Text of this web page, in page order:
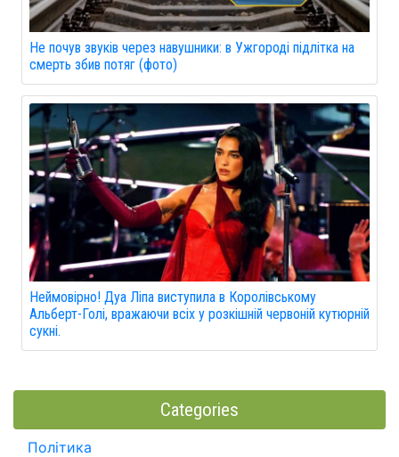
Не почув звуків через навушники: в Ужгороді підлітка на
смерть збив потяг (фото)
Неймовірно! Дуа Ліпа виступила в Королівському
Альберт-Голі, вражаючи всіх у розкішній червоній кутюрній
сукні.
Categories
Політика